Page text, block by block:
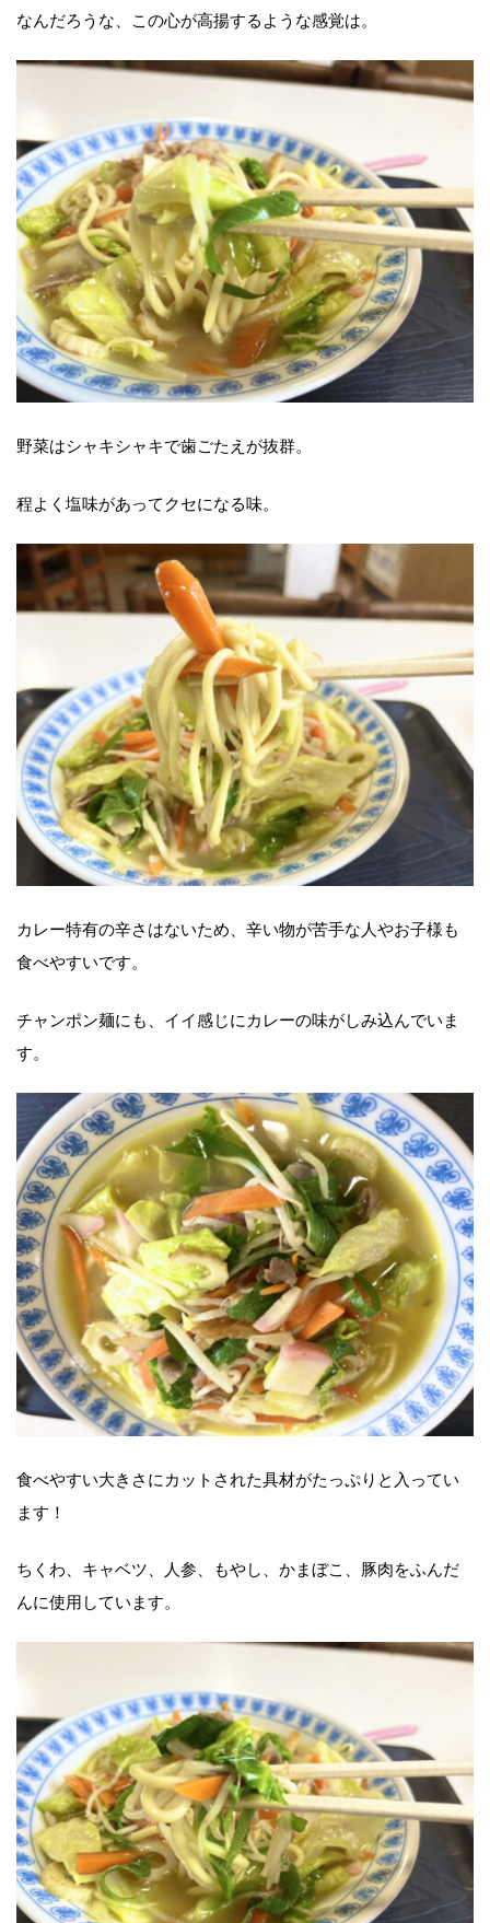
なんだろうな、この心が高揚するような感覚は。
野菜はシャキシャキで歯ごたえが抜群。
程よく塩味があってクセになる味。
カレー特有の辛さはないため、辛い物が苦手な人やお子様も
食べやすいです。
チャンポン麺にも、イイ感じにカレーの味がしみ込んでいま
す。
食べやすい大きさにカットされた具材がたっぷりと入ってい
ます！
ちくわ、キャベツ、人参、もやし、かまぼこ、豚肉をふんだ
んに使用しています。